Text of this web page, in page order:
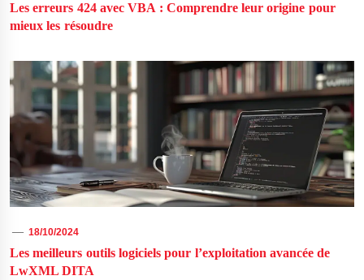
Les erreurs 424 avec VBA : Comprendre leur origine pour
mieux les résoudre
18/10/2024
Les meilleurs outils logiciels pour l’exploitation avancée de
LwXML DITA